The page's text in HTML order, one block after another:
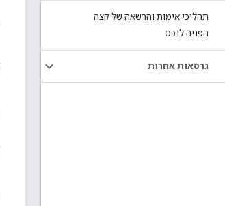
תהליכי אימות והרשאה של קצה
הפניה לנכס
גרסאות אחרות